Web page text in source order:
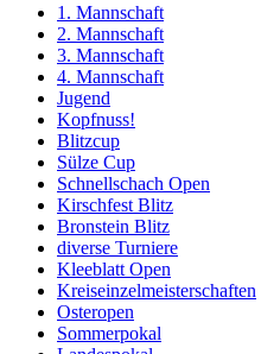
1. Mannschaft
2. Mannschaft
3. Mannschaft
4. Mannschaft
Jugend
Kopfnuss!
Blitzcup
Sülze Cup
Schnellschach Open
Kirschfest Blitz
Bronstein Blitz
diverse Turniere
Kleeblatt Open
Kreiseinzelmeisterschaften
Osteropen
Sommerpokal